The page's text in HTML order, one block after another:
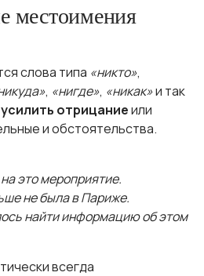
местоимения
слова типа «никто»,
, «нигде», «никак»и так
усилить отрицаниеили
и обстоятельства.
это мероприятие.
не была в Париже.
найти информацию об этом
всегда